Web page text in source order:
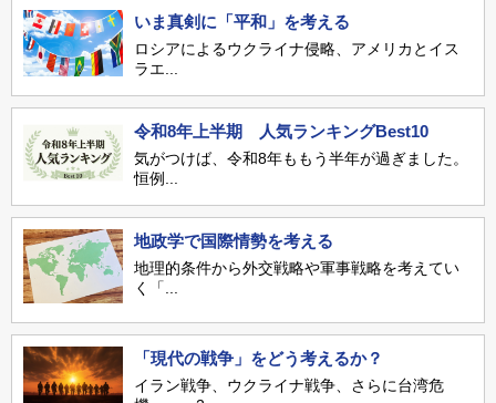
いま真剣に「平和」を考える
ロシアによるウクライナ侵略、アメリカとイス
ラエ...
令和8年上半期 人気ランキングBest10
気がつけば、令和8年ももう半年が過ぎました。
恒例...
地政学で国際情勢を考える
地理的条件から外交戦略や軍事戦略を考えてい
く「...
「現代の戦争」をどう考えるか？
イラン戦争、ウクライナ戦争、さらに台湾危